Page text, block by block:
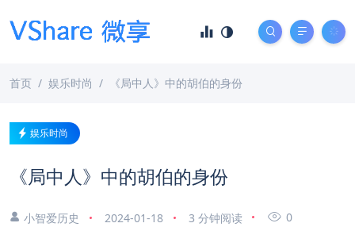
首页 娱乐时尚 《局中人》中的胡伯的身份
娱乐时尚
《局中人》中的胡伯的身份
小智爱历史 2024-01-18 3 分钟阅读 0